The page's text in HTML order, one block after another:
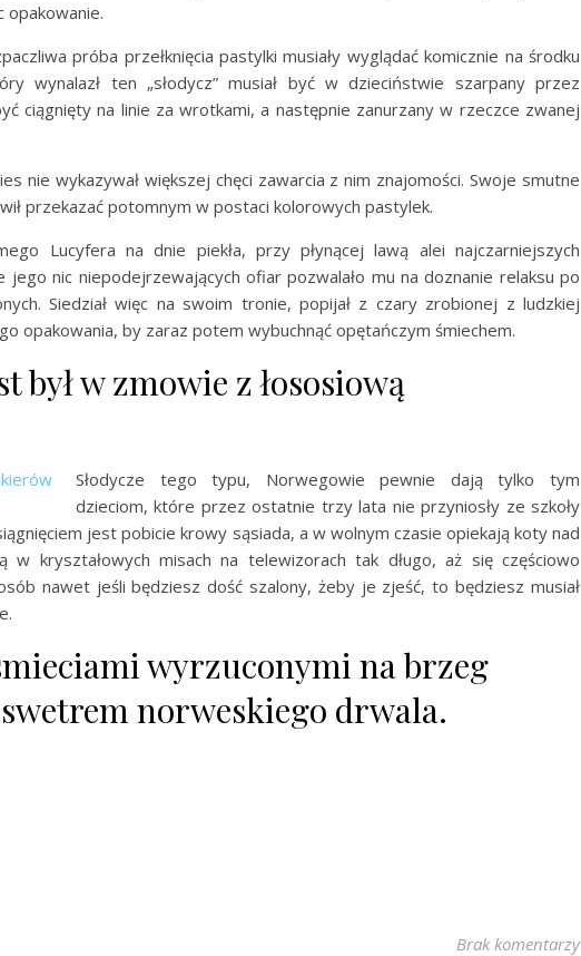
opakowanie.
próba przełknięcia pastylki musiały wyglądać komicznie na środku
wynalazł ten „słodycz” musiał być w dzieciństwie szarpany przez
ciągnięty na linie za wrotkami, a następnie zanurzany w rzeczce zwanej
nie wykazywał większej chęci zawarcia z nim znajomości. Swoje smutne
przekazać potomnym w postaci kolorowych pastylek.
Lucyfera na dnie piekła, przy płynącej lawą alei najczarniejszych
nic niepodejrzewających ofiar pozwalało mu na doznanie relaksu po
Siedział więc na swoim tronie, popijał z czary zrobionej z ludzkiej
opakowania, by zaraz potem wybuchnąć opętańczym śmiechem.
był w zmowie z łososiową
Słodycze tego typu, Norwegowie pewnie dają tylko tym
dzieciom, które przez ostatnie trzy lata nie przyniosły ze szkoły
jest pobicie krowy sąsiada, a w wolnym czasie opiekają koty nad
w kryształowych misach na telewizorach tak długo, aż się częściowo
nawet jeśli będziesz dość szalony, żeby je zjeść, to będziesz musiał
wyrzuconymi na brzeg
norweskiego drwala.
Brak komentarzy